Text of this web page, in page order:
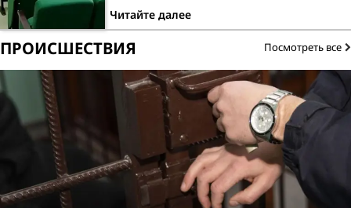
Читайте далее
ПРОИСШЕСТВИЯ Посмотреть все